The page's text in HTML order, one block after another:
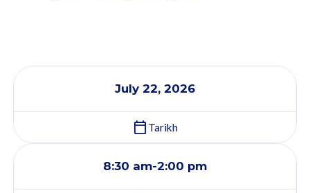
July 22, 2026
Tarikh
8:30 am-2:00 pm